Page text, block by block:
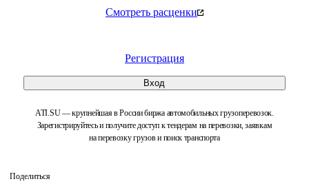
Смотреть расценки
Регистрация
Вход
ATI.SU — крупнейшая в России биржа автомобильных грузоперевозок.
Зарегистрируйтесь и получите доступ к тендерам на перевозки, заявкам
на перевозку грузов и поиск транспорта
Поделиться